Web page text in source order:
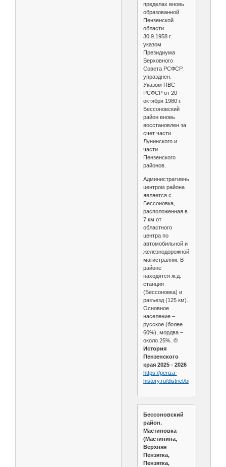
пределах вновь
образованной
Пензенской
области.
30.9.1958 г.
указом
Президиума
Верховного
Совета РСФСР
упразднен.
Указом ПВС
РСФСР от 20
октября 1980 г.
Бессоновский
район вновь
восстановлен за
счет части
Лунинского и
части
Пензенского
районов.
Административным
центром района
является с.
Бессоновка,
расположенная в
7 км от
областного
центра по
автомобильной и
железнодорожной
магистралям. В
районе
находятся ж.д.
станция
(Бессоновка) и
разъезд (125 км).
Основное
население –
русское (более
60%), мордва –
около 25%. ©
История
Пензенского
края 2025 - 2026
https://penza-
history.ru/district/bessonovskij/
Бессоновский
район.
Мастиновка
(Мастинина,
Верхняя
Пензятка,
Пензятка,